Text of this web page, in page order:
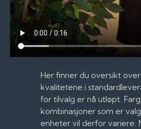
Her finner du oversikt over
kvalitetene i
for tilvalg er nå utløpt.
kombinasjoner som er
enheter vil derfor variere.